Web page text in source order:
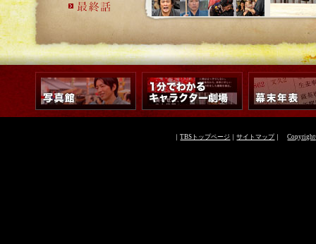
｜TBSトップページ ｜サイトマップ｜ Copyright